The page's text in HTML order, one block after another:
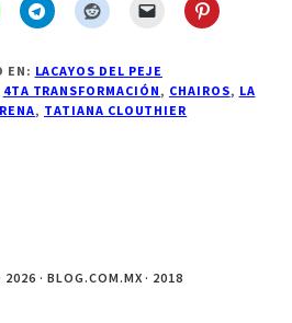
EN: LACAYOS DEL PEJE
4TA TRANSFORMACIÓN , CHAIROS, LA
, TATIANA CLOUTHIER
· BLOG.COM.MX · 2018